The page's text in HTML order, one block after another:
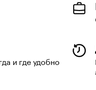
и где удобно